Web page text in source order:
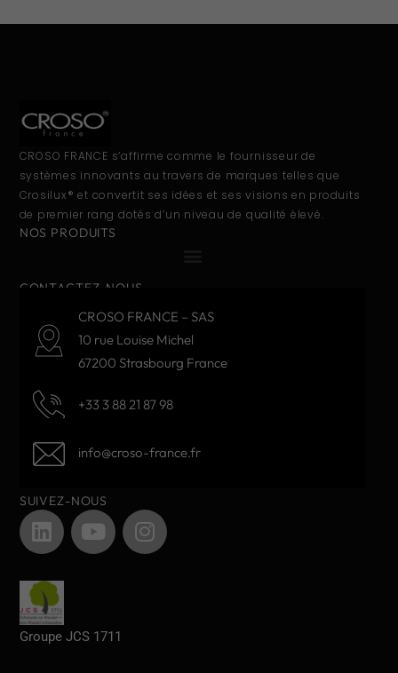
CROSO FRANCE s’affirme comme le fournisseur de
systèmes innovants au travers de marques telles que
Crosilux® et convertit ses idées et ses visions en produits
de premier rang dotés d’un niveau de qualité élevé.
NOS PRODUITS
CONTACTEZ-NOUS
CROSO FRANCE – SAS
10 rue Louise Michel
67200 Strasbourg France
+33 3 88 21 87 98
info@croso-france.fr
SUIVEZ-NOUS
Groupe JCS 1711